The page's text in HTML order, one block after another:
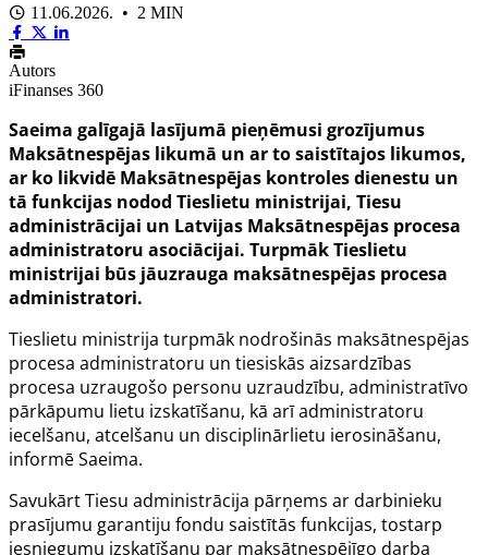
11.06.2026. • 2 MIN
Autors
iFinanses 360
Saeima galīgajā lasījumā pieņēmusi grozījumus
Maksātnespējas likumā un ar to saistītajos likumos,
ar ko likvidē Maksātnespējas kontroles dienestu un
tā funkcijas nodod Tieslietu ministrijai, Tiesu
administrācijai un Latvijas Maksātnespējas procesa
administratoru asociācijai. Turpmāk Tieslietu
ministrijai būs jāuzrauga maksātnespējas procesa
administratori.
Tieslietu ministrija turpmāk nodrošinās maksātnespējas
procesa administratoru un tiesiskās aizsardzības
procesa uzraugošo personu uzraudzību, administratīvo
pārkāpumu lietu izskatīšanu, kā arī administratoru
iecelšanu, atcelšanu un disciplinārlietu ierosināšanu,
informē Saeima.
Savukārt Tiesu administrācija pārņems ar darbinieku
prasījumu garantiju fondu saistītās funkcijas, tostarp
iesniegumu izskatīšanu par maksātnespējīgo darba